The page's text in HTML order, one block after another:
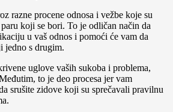
razne procene odnosa i vežbe koje su
koji se bori. To je odličan način da
u vaš odnos i pomoći će vam da
jedno s drugim.
uglove vaših sukoba i problema,
to je deo procesa jer vam
srušite zidove koji su sprečavali pravilnu